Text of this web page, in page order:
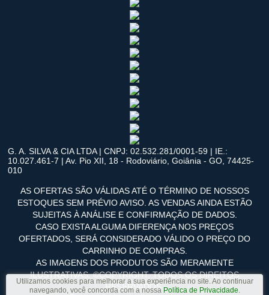
Utilizamos cookies para melhorar a sua experiência no site. Ao continuar
navegando, você concorda com a nossa Política de Privacidade.
G. A. SILVA & CIA LTDA | CNPJ: 02.532.281/0001-59 | IE.:
10.027.461-7 | Av. Pio XII, 18 - Rodoviário, Goiânia - GO, 74425-
010
AS OFERTAS SÃO VÁLIDAS ATÉ O TÉRMINO DE NOSSOS
ESTOQUES SEM PRÉVIO AVISO. AS VENDAS AINDA ESTÃO
SUJEITAS À ANÁLISE E CONFIRMAÇÃO DE DADOS.
CASO EXISTA ALGUMA DIFERENÇA NOS PREÇOS
OFERTADOS, SERÁ CONSIDERADO VÁLIDO O PREÇO DO
CARRINHO DE COMPRAS.
AS IMAGENS DOS PRODUTOS SÃO MERAMENTE
ILUSTRATIVAS. ©COPYRIGHT. TODOS OS DIREITOS
RESERVADOS.